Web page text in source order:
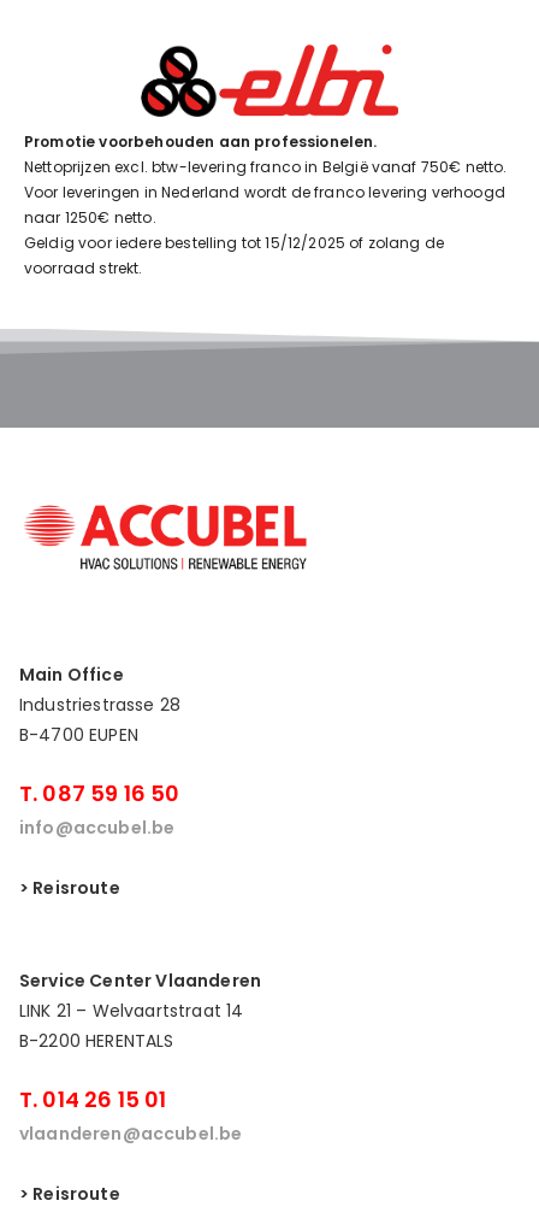
Promotie voorbehouden aan professionelen.
Nettoprijzen excl. btw-levering franco in België vanaf 750€ netto.
Voor leveringen in Nederland wordt de franco levering verhoogd
naar 1250€ netto.
Geldig voor iedere bestelling tot 15/12/2025 of zolang de
voorraad strekt.
Main Office
Industriestrasse 28
B-4700 EUPEN
T. 087 59 16 50
info@accubel.be
> Reisroute
Service Center Vlaanderen
LINK 21 – Welvaartstraat 14
B-2200 HERENTALS
T. 014 26 15 01
vlaanderen@accubel.be
> Reisroute